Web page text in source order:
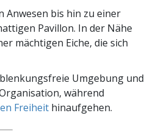
Anwesen bis hin zu einer
Pavillon. In der Nähe
mächtigen Eiche, die sich
Umgebung und
während
Freiheit hinaufgehen.